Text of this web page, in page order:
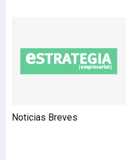
Noticias Breves